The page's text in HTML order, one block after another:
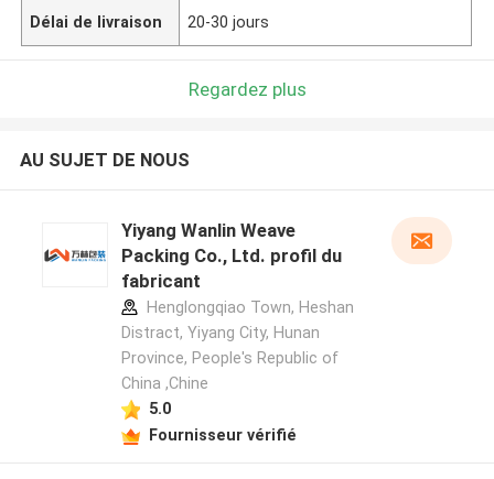
Délai de livraison 20-30 jours
Regardez plus
AU SUJET DE NOUS
Yiyang Wanlin Weave
Packing Co., Ltd. profil du
fabricant
Henglongqiao Town, Heshan
Distract, Yiyang City, Hunan
Province, People's Republic of
China ,Chine
5.0
Fournisseur vérifié